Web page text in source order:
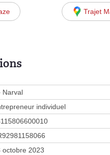
Trajet
Narval
individuel
octobre 2023